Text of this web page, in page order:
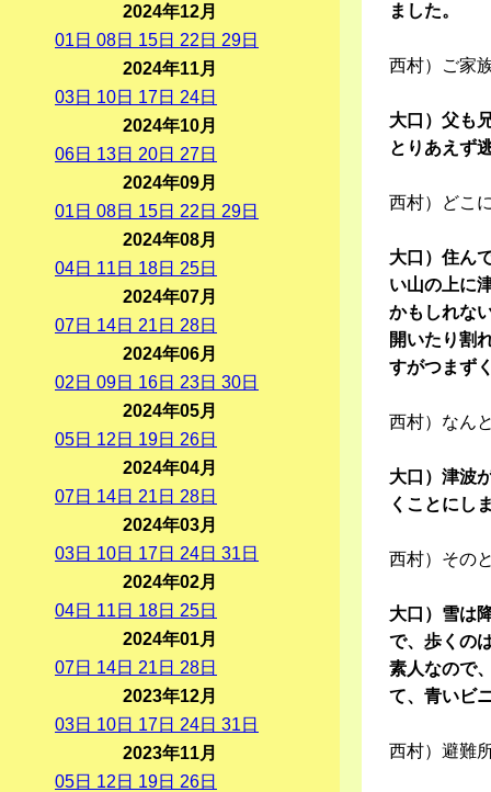
ました。
西村）ご家
大口）父も
とりあえず
西村）どこ
大口）住ん
い山の上に
かもしれな
開いたり割
すがつまず
西村）なん
大口）津波
くことにし
西村）その
大口）雪は
で、歩くの
素人なので
て、青いビ
西村）避難
2024年12月
01 日 08日 15日 22 日 29日
2024年11月
03日 10日 17日 24日
2024年10月
06日 13日 20日 27日
2024年09月
01 日 08日 15日 22 日 29日
2024年08月
04日 11 日 18日 25日
2024年07月
07日 14日 21 日 28日
2024年06月
02 日 09日 16日 23日 30日
2024年05月
05日 12 日 19日 26日
2024年04月
07日 14日 21 日 28日
2024年03月
03日 10日 17日 24日 31 日
2024年02月
04日 11 日 18日 25日
2024年01月
07日 14日 21 日 28日
2023年12月
03日 10日 17日 24日 31 日
2023年11月
05日 12 日 19日 26日